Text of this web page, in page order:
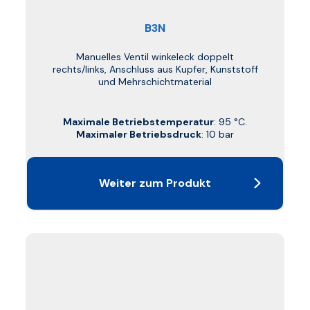
B3N
Manuelles Ventil winkeleck doppelt
rechts/links, Anschluss aus Kupfer, Kunststoff
und Mehrschichtmaterial
Maximale Betriebstemperatur: 95 °C.
Maximaler Betriebsdruck: 10 bar
Weiter zum Produkt